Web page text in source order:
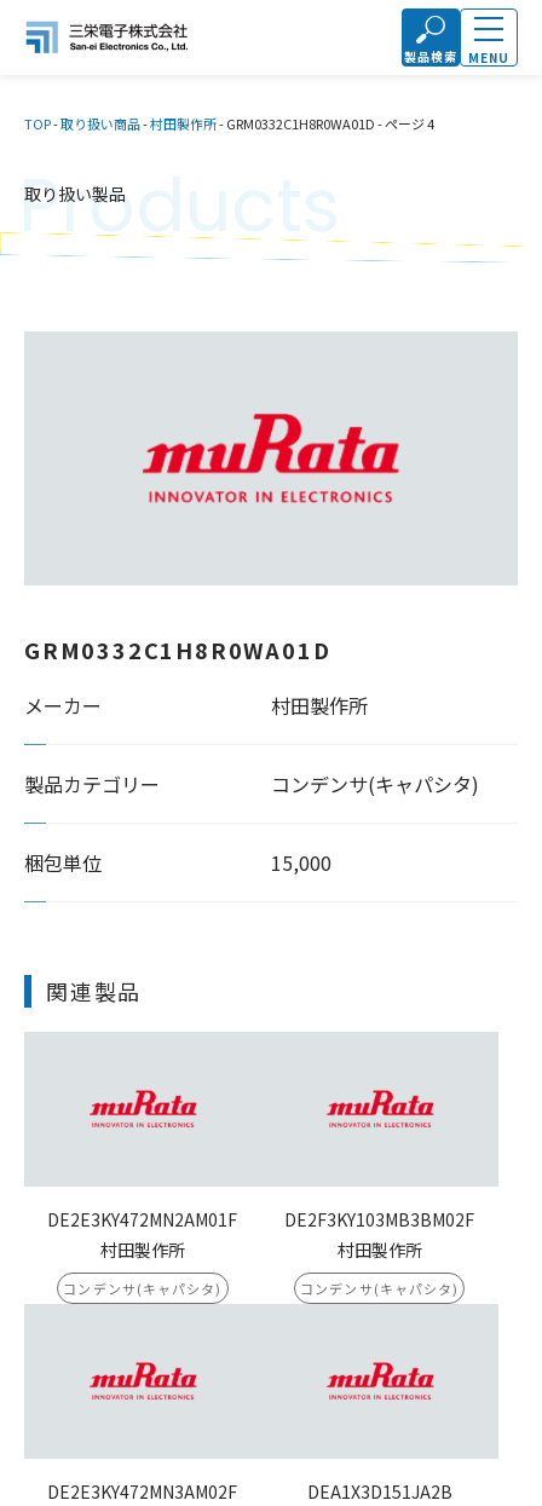
製品検索 MENU
TOP-取り扱い商品-村田製作所-GRM0332C1H8R0WA01D-ページ 4
取り扱い製品
Products
GRM0332C1H8R0WA01D
メーカー 村田製作所
製品カテゴリー コンデンサ(キャパシタ)
梱包単位 15,000
関連製品
DE2E3KY472MN2AM01F
村田製作所
コンデンサ(キャパシタ)
DE2F3KY103MB3BM02F
村田製作所
コンデンサ(キャパシタ)
DE2E3KY472MN3AM02F
DEA1X3D151JA2B